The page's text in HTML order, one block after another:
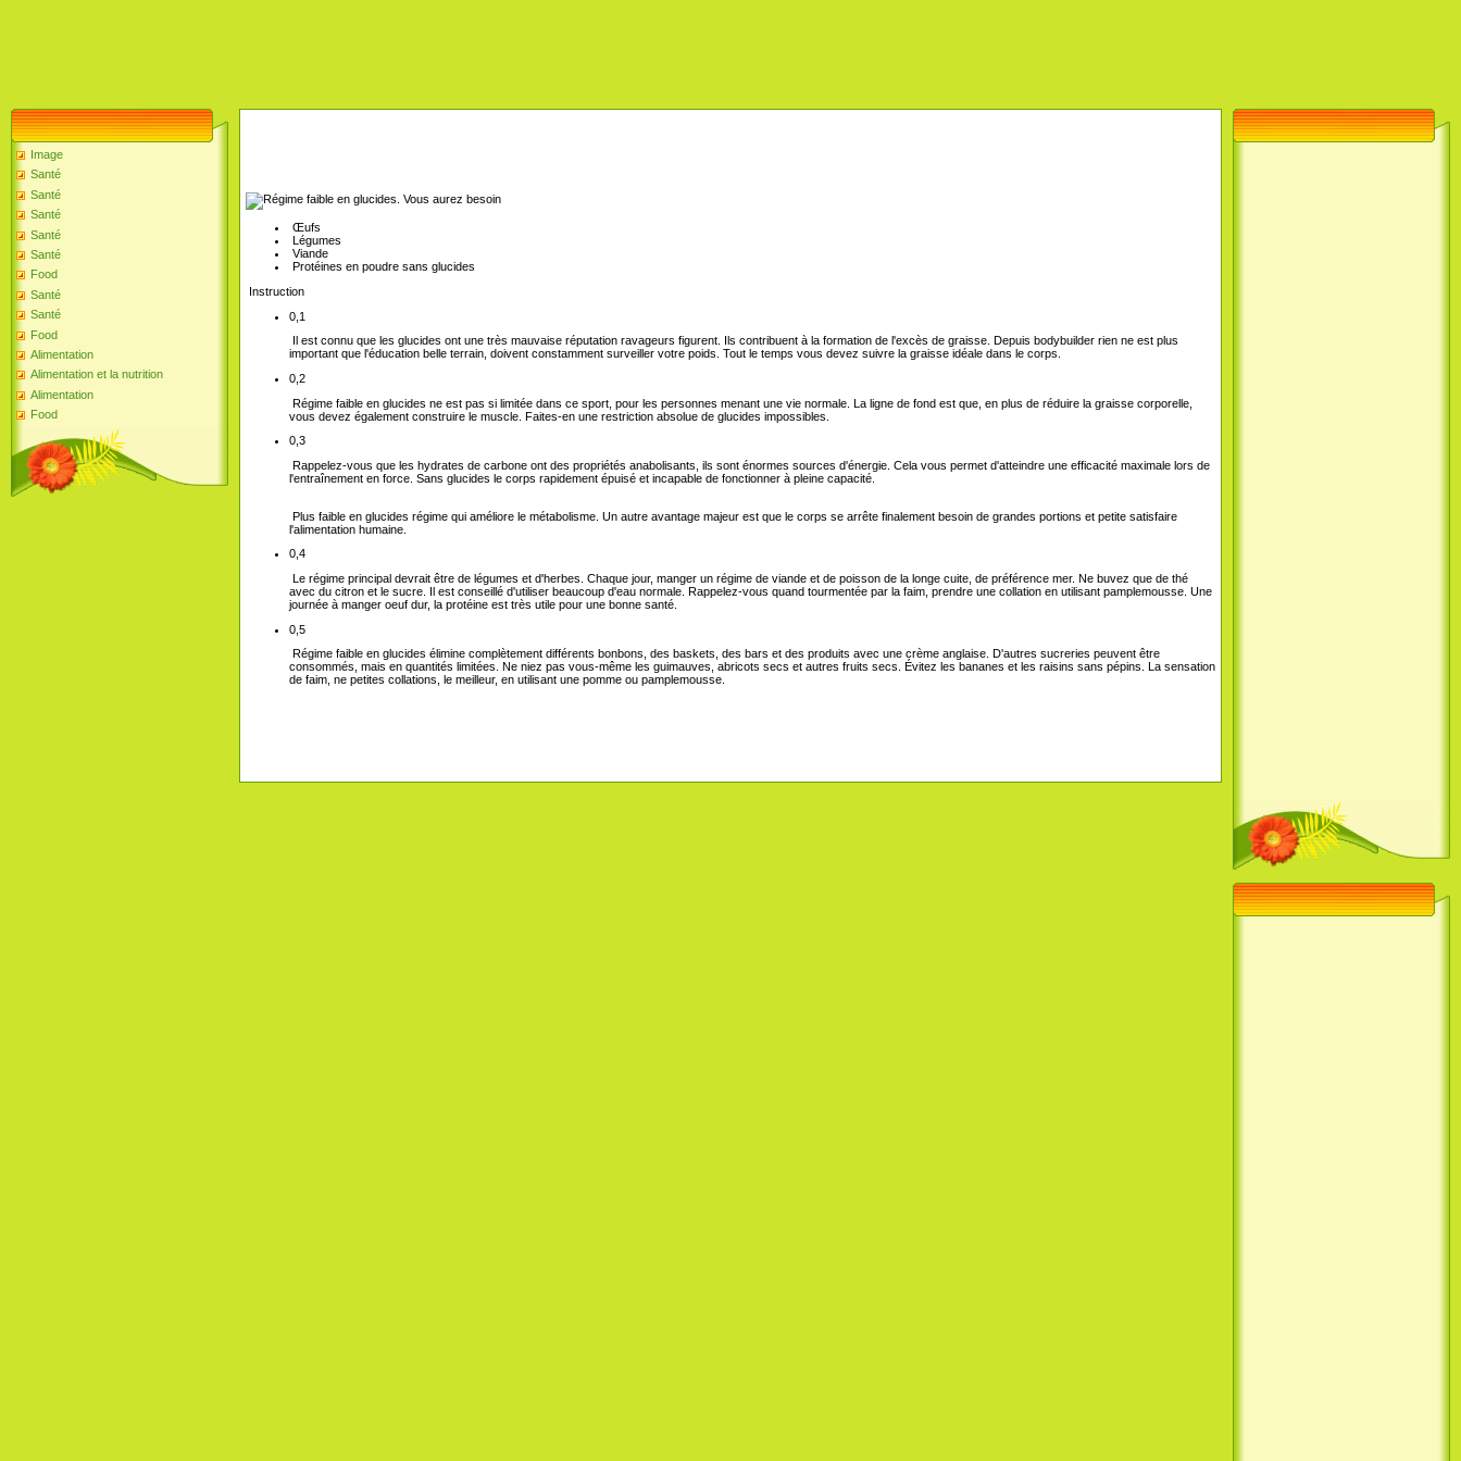
Image
Santé
Santé
Santé
Santé
Santé
Food
Santé
Santé
Food
Alimentation
Alimentation et la nutrition
Alimentation
Food
Vous aurez besoin
Œufs
Légumes
Viande
Protéines en poudre sans glucides
Instruction
0,1
Il est connu que les glucides ont une très mauvaise réputation ravageurs figurent. Ils contribuent à la formation de l'excès de graisse. Depuis bodybuilder rien ne est plus
important que l'éducation belle terrain, doivent constamment surveiller votre poids. Tout le temps vous devez suivre la graisse idéale dans le corps.
0,2
Régime faible en glucides ne est pas si limitée dans ce sport, pour les personnes menant une vie normale. La ligne de fond est que, en plus de réduire la graisse corporelle,
vous devez également construire le muscle. Faites-en une restriction absolue de glucides impossibles.
0,3
Rappelez-vous que les hydrates de carbone ont des propriétés anabolisants, ils sont énormes sources d'énergie. Cela vous permet d'atteindre une efficacité maximale lors de
l'entraînement en force. Sans glucides le corps rapidement épuisé et incapable de fonctionner à pleine capacité.
Plus faible en glucides régime qui améliore le métabolisme. Un autre avantage majeur est que le corps se arrête finalement besoin de grandes portions et petite satisfaire
l'alimentation humaine.
0,4
Le régime principal devrait être de légumes et d'herbes. Chaque jour, manger un régime de viande et de poisson de la longe cuite, de préférence mer. Ne buvez que de thé
avec du citron et le sucre. Il est conseillé d'utiliser beaucoup d'eau normale. Rappelez-vous quand tourmentée par la faim, prendre une collation en utilisant pamplemousse. Une
journée à manger oeuf dur, la protéine est très utile pour une bonne santé.
0,5
Régime faible en glucides élimine complètement différents bonbons, des baskets, des bars et des produits avec une crème anglaise. D'autres sucreries peuvent être
consommés, mais en quantités limitées. Ne niez pas vous-même les guimauves, abricots secs et autres fruits secs. Évitez les bananes et les raisins sans pépins. La sensation
de faim, ne petites collations, le meilleur, en utilisant une pomme ou pamplemousse.